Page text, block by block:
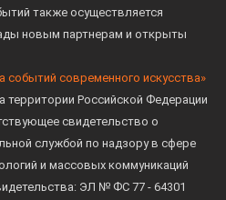
также осуществляется
новым партнерам и открыты
событий современного искусства»
территории Российской Федерации
свидетельство о
службой по надзору в сфере
и массовых коммуникаций
ЭЛ № ФС 77 - 64301